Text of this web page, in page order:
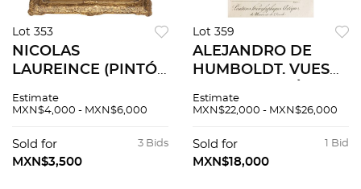
Lot 353
NICOLAS
LAUREINCE (PINTÓ)
LAUNAY (GRABÓ).
FRANCIA, 1792.
GRABADO AL
Estimate
MXN$4,000 - MXN$6,000
3 Bids
Sold for
MXN$3,500
Lot 359
ALEJANDRO DE
HUMBOLDT. VUES
ET MONUMENS DES
INDIGÈNES DE
L'AMÉRIQUE. PARIS,
Estimate
MXN$22,000 - MXN$26,000
1 Bid
Sold for
MXN$18,000